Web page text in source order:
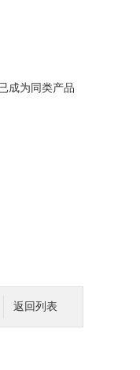
成为同类产品
返回列表